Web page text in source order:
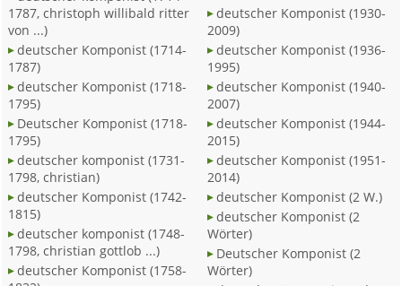
1787, christoph willibald ritter
von ...)
deutscher Komponist (1714-
1787)
deutscher Komponist (1718-
1795)
Deutscher Komponist (1718-
1795)
deutscher komponist (1731-
1798, christian)
deutscher Komponist (1742-
1815)
deutscher komponist (1748-
1798, christian gottlob ...)
deutscher Komponist (1758-
deutscher Komponist (1930-
2009)
deutscher Komponist (1936-
1995)
deutscher Komponist (1940-
2007)
deutscher Komponist (1944-
2015)
deutscher Komponist (1951-
2014)
deutscher Komponist (2 W.)
deutscher Komponist (2
Wörter)
Deutscher Komponist (2
Wörter)